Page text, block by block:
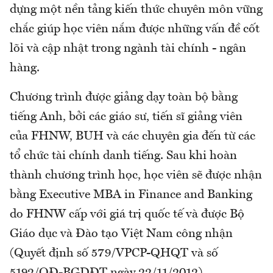
dựng một nền tảng kiến thức chuyên môn vững
chắc giúp học viên nắm được những vấn đề cốt
lõi và cập nhật trong ngành tài chính - ngân
hàng.
Chương trình được giảng dạy toàn bộ bằng
tiếng Anh, bởi các giáo sư, tiến sĩ giảng viên
của FHNW, BUH và các chuyên gia đến từ các
tổ chức tài chính danh tiếng. Sau khi hoàn
thành chương trình học, học viên sẽ được nhận
bằng Executive MBA in Finance and Banking
do FHNW cấp với giá trị quốc tế và được Bộ
Giáo dục và Đào tạo Việt Nam công nhận
(Quyết định số 579/VPCP-QHQT và số